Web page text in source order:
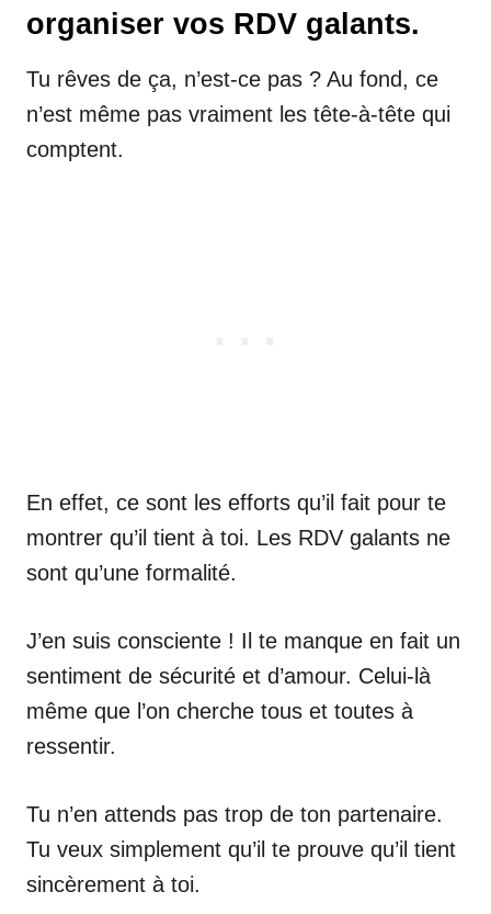
organiser vos RDV galants.
Tu rêves de ça, n’est-ce pas ? Au fond, ce
n’est même pas vraiment les tête-à-tête qui
comptent.
En effet, ce sont les efforts qu’il fait pour te
montrer qu’il tient à toi. Les RDV galants ne
sont qu’une formalité.
J’en suis consciente ! Il te manque en fait un
sentiment de sécurité et d’amour. Celui-là
même que l’on cherche tous et toutes à
ressentir.
Tu n’en attends pas trop de ton partenaire.
Tu veux simplement qu’il te prouve qu’il tient
sincèrement à toi.